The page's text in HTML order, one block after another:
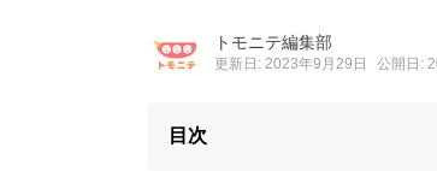
トモニテ編集部
更新日: 2023年9月29日 公開日:
目次